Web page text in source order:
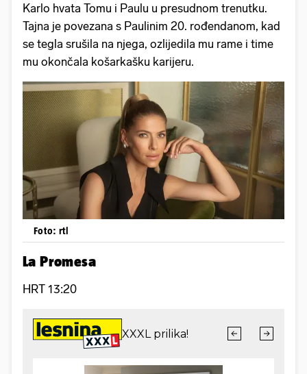
Karlo hvata Tomu i Paulu u presudnom trenutku.
Tajna je povezana s Paulinim 20. rođendanom, kad
se tegla srušila na njega, ozlijedila mu rame i time
mu okončala košarkašku karijeru.
Foto: rtl
La Promesa
HRT 13:20